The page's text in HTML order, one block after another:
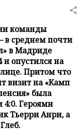
команды
в среднем почти
в Мадриде
и опустился на
Притом что
визит на «Камп
была
4:0. Героями
Тьерри Анри, а